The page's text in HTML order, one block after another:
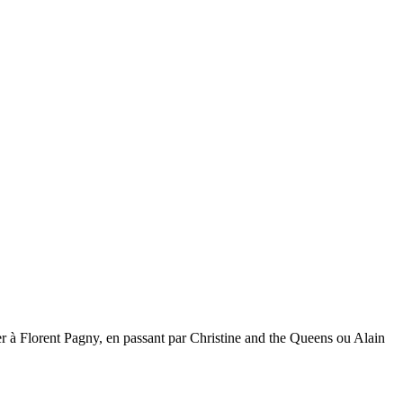
Florent Pagny, en passant par Christine and the Queens ou Alain